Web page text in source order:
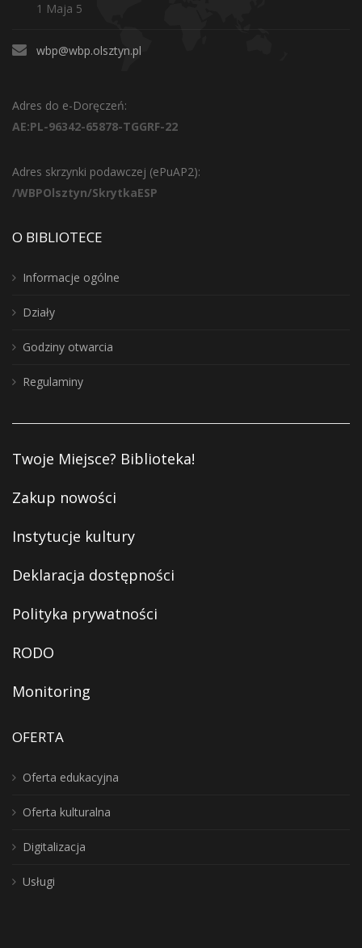
1 Maja 5
wbp@wbp.olsztyn.pl
Adres do e-Doręczeń:
AE:PL-96342-65878-TGGRF-22
Adres skrzynki podawczej (ePuAP2):
/WBPOlsztyn/SkrytkaESP
O BIBLIOTECE
Informacje ogólne
Działy
Godziny otwarcia
Regulaminy
Twoje Miejsce? Biblioteka!
Zakup nowości
Instytucje kultury
Deklaracja dostępności
Polityka prywatności
RODO
Monitoring
OFERTA
Oferta edukacyjna
Oferta kulturalna
Digitalizacja
Usługi